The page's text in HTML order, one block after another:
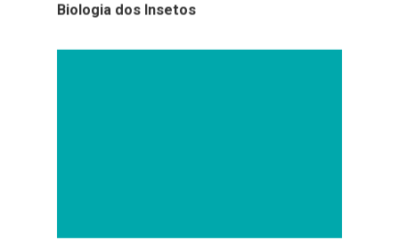
Biologia dos Insetos